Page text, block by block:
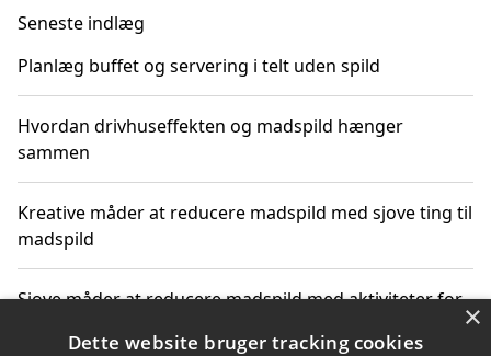
Seneste indlæg
Planlæg buffet og servering i telt uden spild
Hvordan drivhuseffekten og madspild hænger
sammen
Kreative måder at reducere madspild med sjove ting til
madspild
Sjove måder at reducere madspild med aktiviteter for×
Dette website bruger tracking cookies